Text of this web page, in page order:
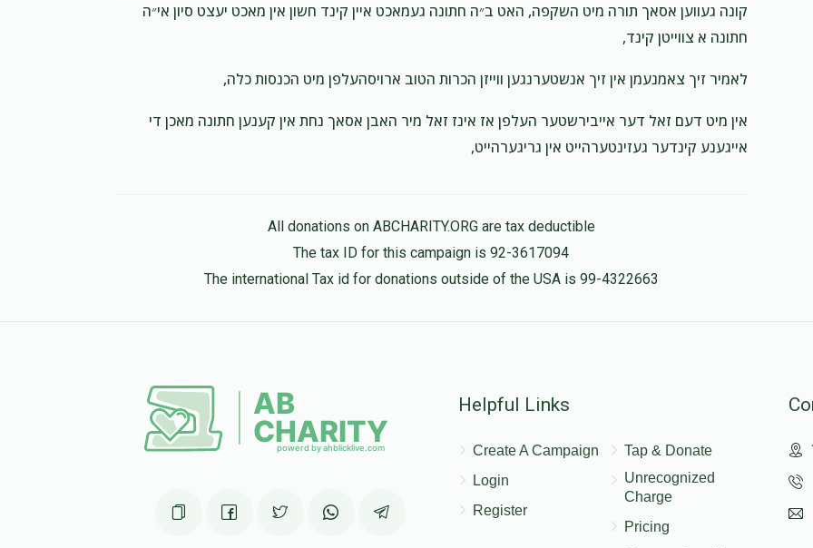
7 months ago
הכנסת כלה
קונה געווען אסאך תורה מיט השקפה, האט ב״ה חתונה געמאכט איין קינד חשון אין מאכט יעצט סיון אי״ה
חתונה א צווייטן קינד,
לאמיר זיך צאמנעמן אין זיך אנשטערנגען ווייזן הכרות הטוב ארויסהעלפן מיט הכנסות כלה,
אין מיט דעם זאל דער אייבירשטער העלפן אז אינז זאל מיר האבן אסאך נחת אין קענען חתונה מאכן די
אייגענע קינדער געזינטערהייט אין גריגערהייט,
All donations on ABCHARITY.ORG are tax deductible
The tax ID for this campaign is 92-3617094
The international Tax id for donations outside of the USA is 99-4322663
Helpful Links
Create A Campaign
Login
Register
Tap & Donate
Unrecognized
Charge
Pricing